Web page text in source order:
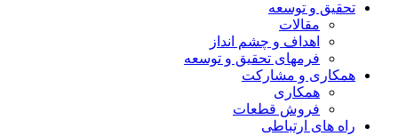
تحقيق و توسعه
مقالات
اهداف و چشم انداز
فرمهای تحقیق و توسعه
همکاری و مشارکت
همکاری
فروش قطعات
راه های ارتباطی